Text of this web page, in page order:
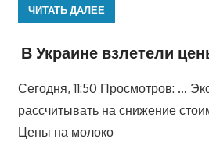
ЧИТАТЬ ДАЛЕЕ
В Украине взлетели
Сегодня, 11:50 Просмотров: …
рассчитывать на снижение
Цены на молоко